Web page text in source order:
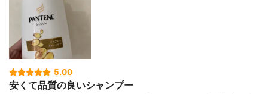
5.00
安くて品質の良いシャンプー